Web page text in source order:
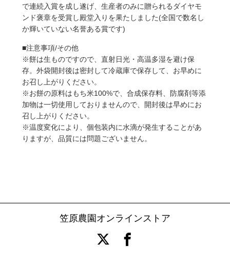
で連続入賞を成し遂げ、生産者のみに贈られるダイヤモ
ンド褒章を受賞し殿堂入りを果たしました(全国で数名し
か輝いていない名誉ある賞です)
■注意事項/その他
※餅は生ものですので、直射日光・高温多湿を避け保
存。外袋開封後は密封して冷蔵庫で保存して、お早めに
お召し上がりください。
※お餅の原料はもち米100%で、合成保存料、防腐剤等添
加物は一切使用しておりませんので、開封後は早めにお
召し上がりください。
※温度変化により、個包装内に水滴が発生することがあ
りますが、品質には問題ございません。
笠原農園オンラインストア